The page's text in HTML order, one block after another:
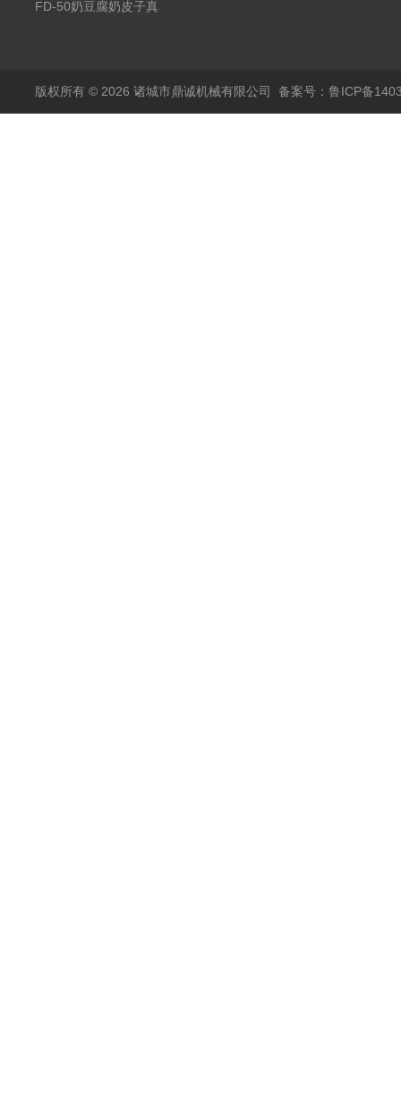
空冻干机
FD-50奶豆腐奶皮子真
版权所有 © 2026 诸城市鼎诚机械有限公司 备案号：鲁ICP备